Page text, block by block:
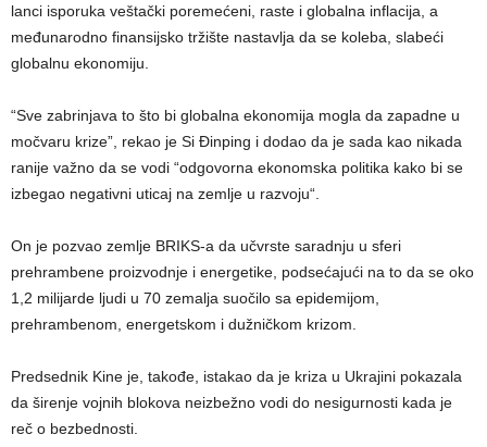
lanci isporuka veštački poremećeni, raste i globalna inflacija, a
međunarodno finansijsko tržište nastavlja da se koleba, slabeći
globalnu ekonomiju.
“Sve zabrinjava to što bi globalna ekonomija mogla da zapadne u
močvaru krize”, rekao je Si Đinping i dodao da je sada kao nikada
ranije važno da se vodi “odgovorna ekonomska politika kako bi se
izbegao negativni uticaj na zemlje u razvoju“.
On je pozvao zemlje BRIKS-a da učvrste saradnju u sferi
prehrambene proizvodnje i energetike, podsećajući na to da se oko
1,2 milijarde ljudi u 70 zemalja suočilo sa epidemijom,
prehrambenom, energetskom i dužničkom krizom.
Predsednik Kine je, takođe, istakao da je kriza u Ukrajini pokazala
da širenje vojnih blokova neizbežno vodi do nesigurnosti kada je
reč o bezbednosti.